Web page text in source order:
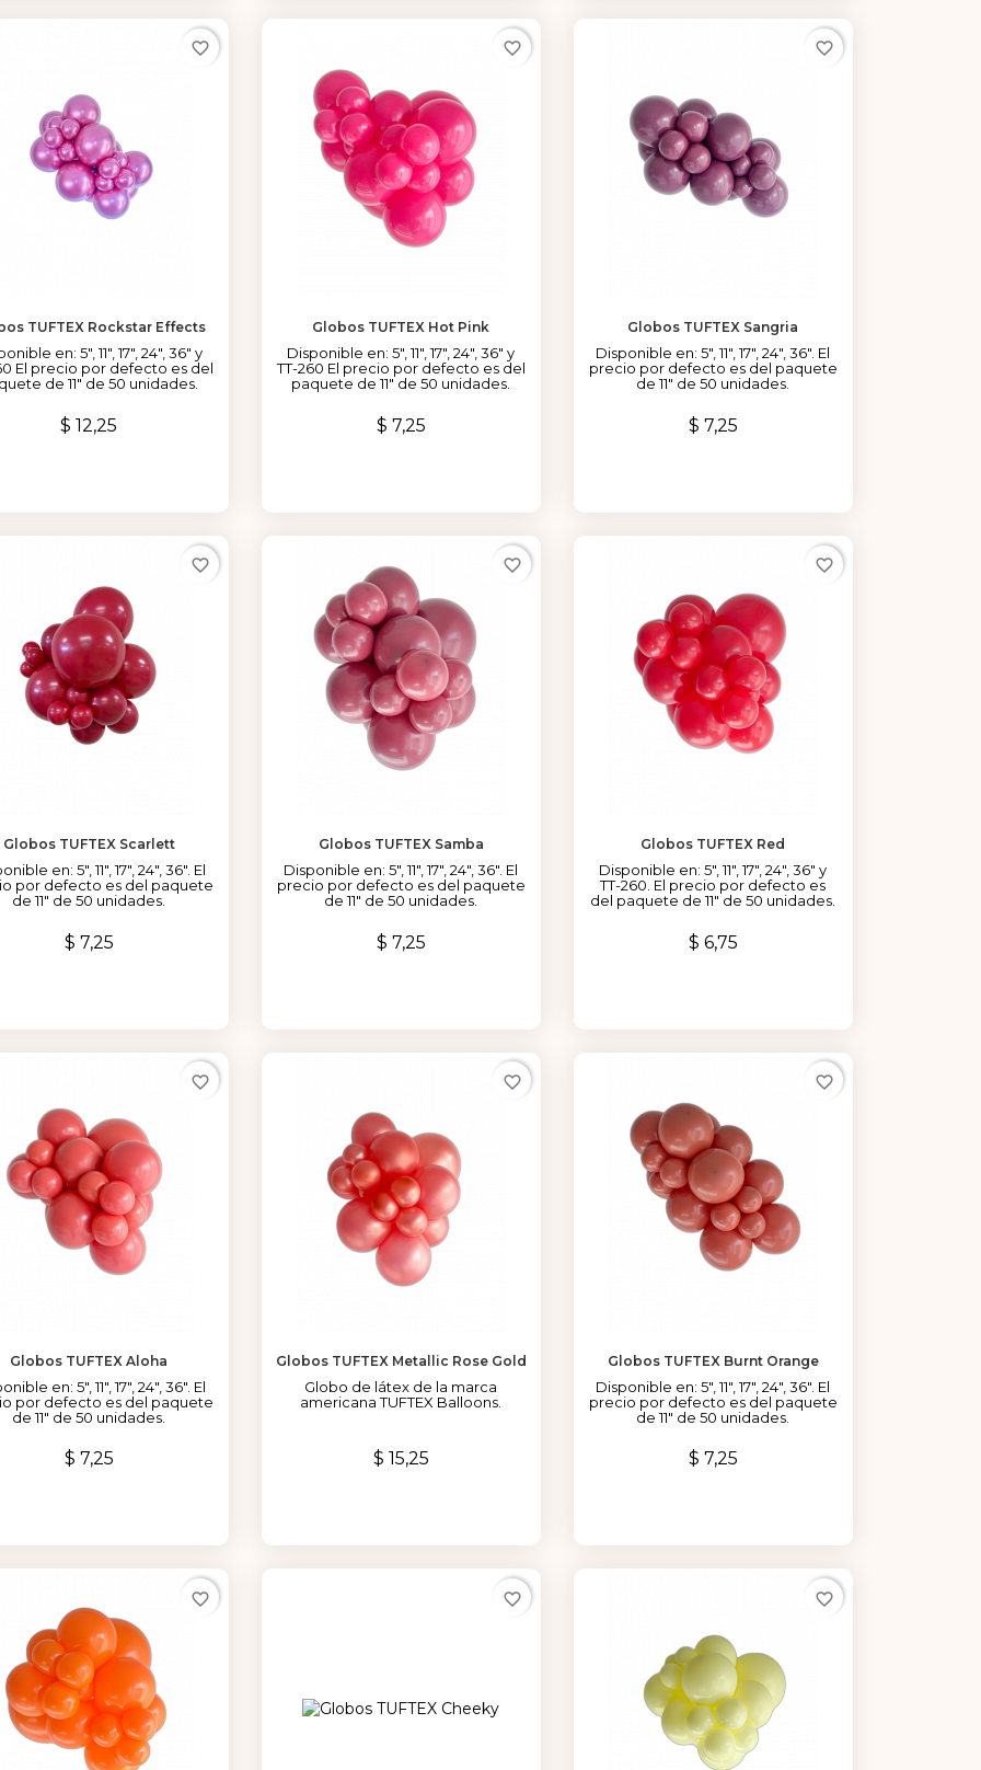
TUFTEX Rockstar Effects
en: 5", 11", 17", 24", 36" y
El precio por defecto es del
de 11" de 50 unidades.
Precio
$ 12,25
favorite_border
Globos TUFTEX Hot Pink
Disponible en: 5", 11", 17", 24", 36" y
TT-260 El precio por defecto es del
paquete de 11" de 50 unidades.
Precio
$ 7,25
favorite_border
Globos TUFTEX Sangria
Disponible en: 5", 11", 17", 24", 36". El
precio por defecto es del paquete
de 11" de 50 unidades.
Precio
$ 7,25
favorite_border
Globos TUFTEX Scarlett
en: 5", 11", 17", 24", 36". El
por defecto es del paquete
de 11" de 50 unidades.
Precio
$ 7,25
favorite_border
Globos TUFTEX Samba
Disponible en: 5", 11", 17", 24", 36". El
precio por defecto es del paquete
de 11" de 50 unidades.
Precio
$ 7,25
favorite_border
Globos TUFTEX Red
Disponible en: 5", 11", 17", 24", 36" y
TT-260. El precio por defecto es
del paquete de 11" de 50 unidades.
Precio
$ 6,75
favorite_border
Globos TUFTEX Aloha
en: 5", 11", 17", 24", 36". El
por defecto es del paquete
de 11" de 50 unidades.
Precio
$ 7,25
favorite_border
Globos TUFTEX Metallic Rose Gold
Globo de látex de la marca
americana TUFTEX Balloons.
Precio
$ 15,25
favorite_border
Globos TUFTEX Burnt Orange
Disponible en: 5", 11", 17", 24", 36". El
precio por defecto es del paquete
de 11" de 50 unidades.
Precio
$ 7,25
favorite_border
favorite_border favorite_border favorite_border